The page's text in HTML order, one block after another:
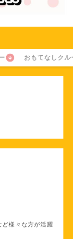
おもてなしクル
様々な方が活躍